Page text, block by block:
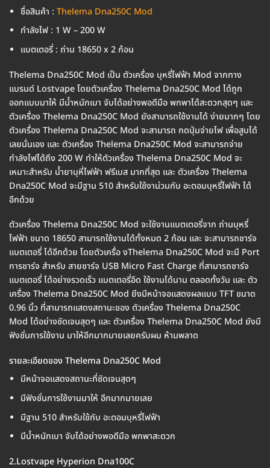
ชื่อสินค้า : Thelema Dna250C Mod
กำลังไฟ : 1 W – 200 W
แบตเตอรี่ : ถ่าน 18650 x 2 ก้อน
Thelema Dna250C Mod เป็น ตัวเครื่อง บุหรี่ไฟฟ้า Mod จากทาง
แบรนด์ Lostvape โดยตัวเครื่อง Thelema Dna250C Mod ได้ถูก
ออกแบบมาให้ มีน้ำหนักเบา จับได้อย่างพอดีมือ พกพาได้สะดวกสุดๆ และ
ตัวเครื่อง Thelema Dna250C Mod ยังสามารถใช้งานได้ ง่ายมากๆ โดย
ตัวเครื่อง Thelema Dna250C Mod จะสามารถ กดปุ่มจ่ายไฟ เพื่อสูบได้
เลยนั่นเอง และ ตัวเครื่อง Thelema Dna250C Mod จะสามารถจ่าย
กำลังไฟได้ถึง 200 W ทำให้ตัวเครื่อง Thelema Dna250C Mod จะ
เหมาะสำหรับ น้ำยาบุหี่ไฟฟ้า ฟรีเบส มากที่สุด และ ตัวเครื่อง Thelema
Dna250C Mod จะมีฐาน 510 สำหรับใช้งาน่วมกับ อะตอมบุหรี่ไฟฟ้า ได้
อีกด้วย
ตัวเครื่อง Thelema Dna250C Mod จะใช้งานแบตเตอรี่จาก ถ่านบุหรี่
ไฟฟ้า ขนาด 18650 สามารถใช้งานได้ทั้งหมด 2 ก้อน และ จะสามารถชาร์จ
แบตเตอรี่ ได้อีกด้วย โดยตัวเครื่อ งThelema Dna250C Mod จะมี Port
การชาร์จ สำหรับ สายชาร์จ USB Micro Fast Charge ที่สามารถชาร์จ
แบตเตอรี่ ได้อย่างรวดเร็ว แบตเตอรี่อึด ใช้งานได้นาน ตลอดทั้งวัน และ ตัว
เครื่อง Thelema Dna250C Mod ยีงมีหน้าจอแสดงผลแบบ TFT ขนาด
0.96 นิ้ว ที่สามารถแสดงสถานะของ ตัวเครื่อง Thelema Dna250C
Mod ได้อย่างชัดเจนสุดๆ และ ตัวเครื่อง Thelema Dna250C Mod ยังมี
ฟังชั่นการใช้งาน มาให้อีกมากมายเลยครับผม ห้ามพลาด
รายละเอียดของ Thelema Dna250C Mod
มีหน้าจอแสดงสถานะที่ชัดเจนสุดๆ
มีฟังชั่นการใช้งานมาให้ อีกมากมายเลย
มีฐาน 510 สำหรับใช้กับ อะตอมบุหรี่ไฟฟ้า
มีน้ำหนักเบา จับได้อย่างพอดีมือ พกพาสะดวก
2.Lostvape Hyperion Dna100C